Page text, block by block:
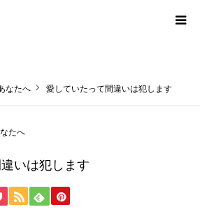
なたへ 愛していたって間違いは犯します
たへ
いは犯します